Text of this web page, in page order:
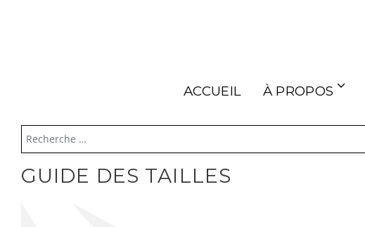
ACCUEIL À PROPOS
GUIDE DES TAILLES